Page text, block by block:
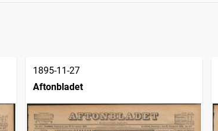
1895-11-27
Aftonbladet